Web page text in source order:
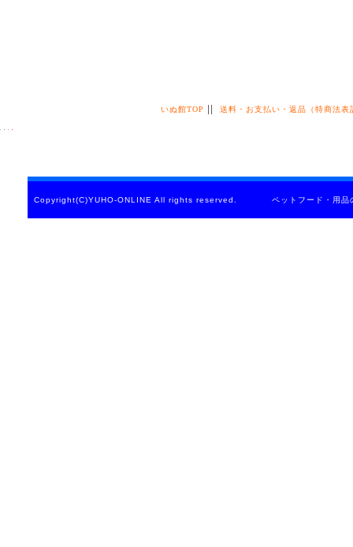
いぬ館TOP 送料・お支払い・返品（特商法表
Copyright(C)YUHO-ONLINE All rights reserved. ペットフード・用品